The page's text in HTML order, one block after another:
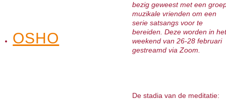
OSHOOSHO MEDITATIE
bezig geweest met een
muzikale vrienden om een
serie satsangs voor te
bereiden. Deze worden in het
weekend van 26-28 februari
gestreamd via Zoom.
De stadia van de meditatie: